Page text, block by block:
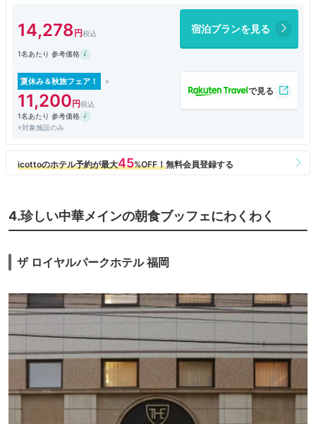
印象
そんな中、朝食会場のクラウンカフェは窓が多く広く明るくて朝から清々
明太子はもちろんご当地料理もビュッフェ台に並び観光客としても楽しめ
る。
一日のスタートには最適な朝食をとることができた。
14,278 宿泊プランを見る
1名あたり 参考価格
夏休み＆秋旅フェア！
11,200
1名あたり 参考価格
※対象施設のみ
4.珍しい中華メインの朝食ブッフェにわくわく
ザ ロイヤルパークホテル 福岡